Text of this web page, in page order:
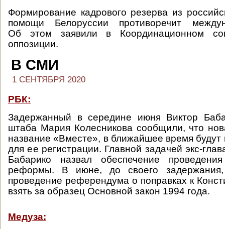
Формирование кадрового резерва из
помощи Белоруссии противоречит
Об этом заявили в Координационном
оппозиции.
В СМИ
1 СЕНТЯБРЯ 2020
РБК:
Задержанный в середине июня Виктор
штаба Мария Колесникова сообщили, что
название «Вместе», в ближайшее время
для ее регистрации. Главной задачей экс-
Бабарико назвал обеспечение проведения
реформы. В июне, до своего
проведение референдума о поправках к
взять за образец Основной закон 1994 года.
Медуза: